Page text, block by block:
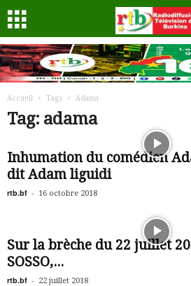
Accueil Tags Adama
Tag: adama
Inhumation du comédien
dit Adam liguidi
rtb.bf - 16 octobre 2018
Sur la brèche du 22 juillet
SOSSO,...
rtb.bf - 22 juillet 2018